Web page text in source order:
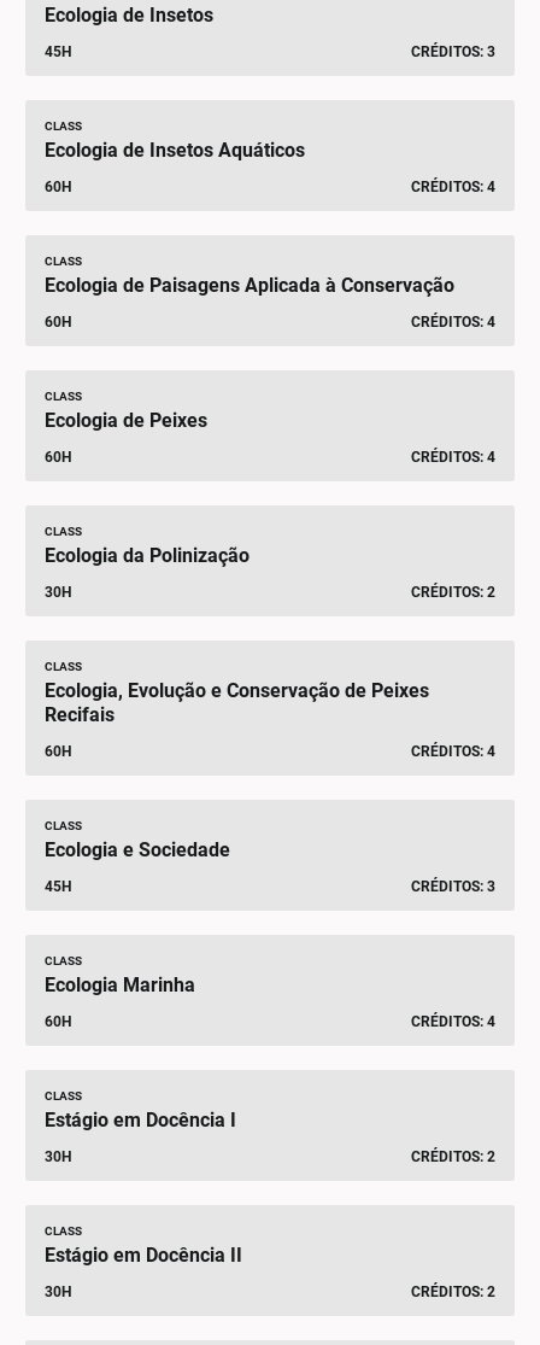
Ecologia de Insetos
45H CRÉDITOS: 3
CLASS
Ecologia de Insetos Aquáticos
60H CRÉDITOS: 4
CLASS
Ecologia de Paisagens Aplicada à Conservação
60H CRÉDITOS: 4
CLASS
Ecologia de Peixes
60H CRÉDITOS: 4
CLASS
Ecologia da Polinização
30H CRÉDITOS: 2
CLASS
Ecologia, Evolução e Conservação de Peixes
Recifais
60H CRÉDITOS: 4
CLASS
Ecologia e Sociedade
45H CRÉDITOS: 3
CLASS
Ecologia Marinha
60H CRÉDITOS: 4
CLASS
Estágio em Docência I
30H CRÉDITOS: 2
CLASS
Estágio em Docência II
30H CRÉDITOS: 2